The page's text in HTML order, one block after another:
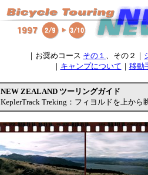
｜お奨めコース その１ 、その２｜
｜ キャンプについて ｜ 移動
NEW ZEALAND ツーリングガイド
KeplerTrack Treking：フィヨルドを上から